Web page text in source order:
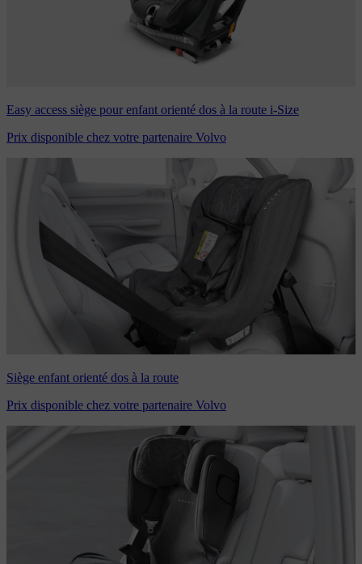
Easy access siège pour enfant orienté dos à la route i-Size
Prix disponible chez votre partenaire Volvo
Siège enfant orienté dos à la route
Prix disponible chez votre partenaire Volvo